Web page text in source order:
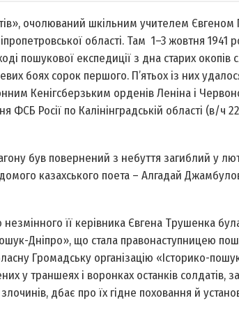
очолюваний шкільним учителем
області. Там 1–3 жовтня 1941
пошукової експедиції з дна старих окопів
боях сорок першого. П’ятьох із них
Кенігсберзьким орденів Леніна і
Росії по Калінінградській області (в/ч
був повернений з небуття загиблий у
казахського поета – Алгадай
незмінного її керівника Євгена Трушенка
Дніпро», що стала правонаступницею
Громадську організацію «Історико-
траншеях і воронках останків солдатів,
дбає про їх гідне поховання й